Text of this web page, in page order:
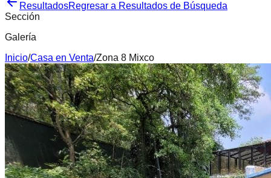
ResultadosRegresar a Resultados de Búsqueda
Sección
Galería
Inicio/Casa en Venta/Zona 8 Mixco